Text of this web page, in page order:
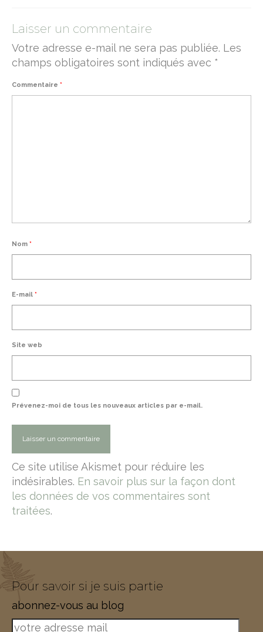
Laisser un commentaire
Votre adresse e-mail ne sera pas publiée. Les
champs obligatoires sont indiqués avec *
Commentaire *
Nom *
E-mail *
Site web
Prévenez-moi de tous les nouveaux articles par e-mail.
Ce site utilise Akismet pour réduire les
indésirables. En savoir plus sur la façon dont
les données de vos commentaires sont
traitées.
Pour savoir si je suis partie
abonnez-vous au blog
votre